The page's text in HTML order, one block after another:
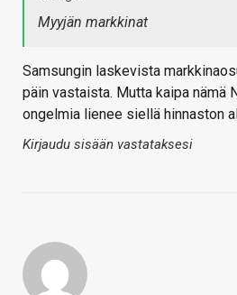
Myyjän markkinat
Samsungin laskevista
päin vastaista. Mutta kaipa nämä
ongelmia lienee siellä hinnaston
Kirjaudu sisään vastataksesi